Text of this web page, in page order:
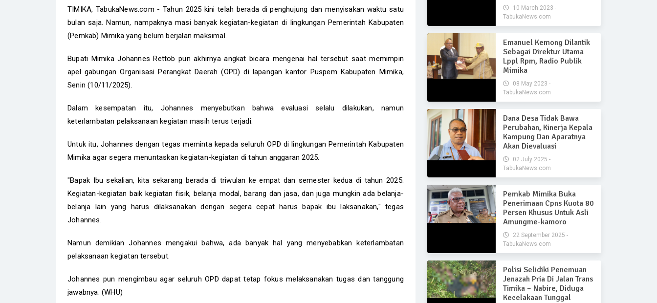
TIMIKA, TabukaNews.com - Tahun 2025 kini telah berada di penghujung dan menyisakan waktu satu
bulan saja. Namun, nampaknya masi banyak kegiatan-kegiatan di lingkungan Pemerintah Kabupaten
(Pemkab) Mimika yang belum berjalan maksimal.
Bupati Mimika Johannes Rettob pun akhirnya angkat bicara mengenai hal tersebut saat memimpin
apel gabungan Organisasi Perangkat Daerah (OPD) di lapangan kantor Puspem Kabupaten Mimika,
Senin (10/11/2025).
Dalam kesempatan itu, Johannes menyebutkan bahwa evaluasi selalu dilakukan, namun
keterlambatan pelaksanaan kegiatan masih terus terjadi.
Untuk itu, Johannes dengan tegas meminta kepada seluruh OPD di lingkungan Pemerintah Kabupaten
Mimika agar segera menuntaskan kegiatan-kegiatan di tahun anggaran 2025.
"Bapak Ibu sekalian, kita sekarang berada di triwulan ke empat dan semester kedua di tahun 2025.
Kegiatan-kegiatan baik kegiatan fisik, belanja modal, barang dan jasa, dan juga mungkin ada belanja-
belanja lain yang harus dilaksanakan dengan segera cepat harus bapak ibu laksanakan," tegas
Johannes.
Namun demikian Johannes mengakui bahwa, ada banyak hal yang menyebabkan keterlambatan
pelaksanaan kegiatan tersebut.
Johannes pun mengimbau agar seluruh OPD dapat tetap fokus melaksanakan tugas dan tanggung
jawabnya. (WHU)
10 March 2023 -
TabukaNews.com
Emanuel Kemong Dilantik
Sebagai Direktur Utama
Lppl Rpm, Radio Publik
Mimika
08 May 2023 -
TabukaNews.com
Dana Desa Tidak Bawa
Perubahan, Kinerja Kepala
Kampung Dan Aparatnya
Akan Dievaluasi
02 July 2025 -
TabukaNews.com
Pemkab Mimika Buka
Penerimaan Cpns Kuota 80
Persen Khusus Untuk Asli
Amungme-kamoro
22 September 2025 -
TabukaNews.com
Polisi Selidiki Penemuan
Jenazah Pria Di Jalan Trans
Timika – Nabire, Diduga
Kecelakaan Tunggal